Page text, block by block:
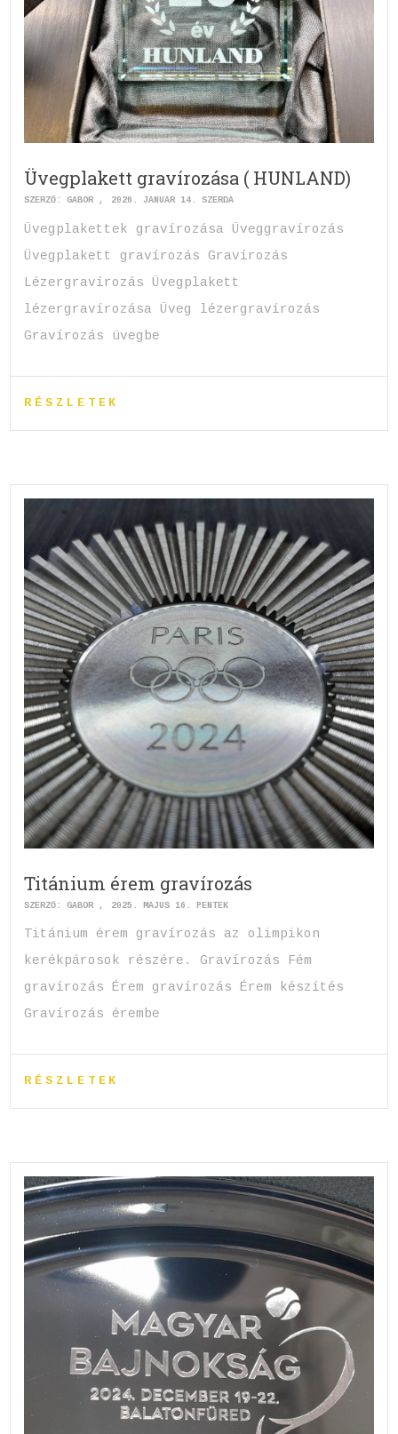
Üvegplakett gravírozása ( HUNLAND)
SZERZŐ:GABOR 2026. JANUÁR 14. SZERDA
Üvegplakettek gravírozása Üveggravírozás
Üvegplakett gravírozás Gravírozás
Lézergravírozás Üvegplakett
lézergravírozása Üveg lézergravírozás
Gravírozás üvegbe
RÉSZLETEK
Titánium érem gravírozás
SZERZŐ:GABOR 2025. MÁJUS 16. PÉNTEK
Titánium érem gravírozás az olimpikon
kerékpárosok részére. Gravírozás Fém
gravírozás Érem gravírozás Érem készítés
Gravírozás érembe
RÉSZLETEK